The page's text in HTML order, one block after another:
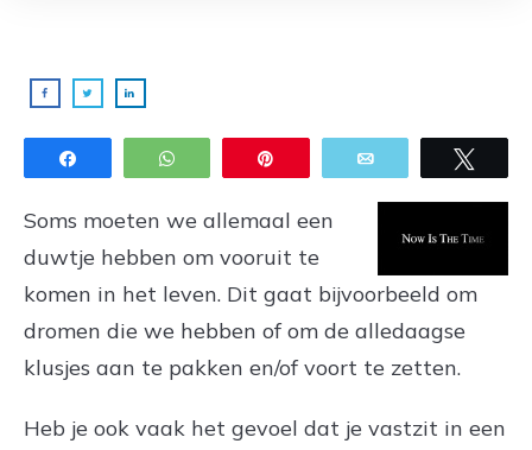
WhatsApp
Soms moeten we allemaal een
duwtje hebben om vooruit te
komen in het leven. Dit gaat bijvoorbeeld om
dromen die we hebben of om de alledaagse
klusjes aan te pakken en/of voort te zetten.
Heb je ook vaak het gevoel dat je vastzit in een